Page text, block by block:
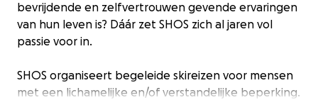
bevrijdende en zelfvertrouwen gevende ervaringen
van hun leven is? Dáár zet SHOS zich al jaren vol
passie voor in.
SHOS organiseert begeleide skireizen voor mensen
met een lichamelijke en/of verstandelijke beperking.